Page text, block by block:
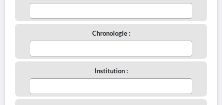
Chronologie :
Institution :